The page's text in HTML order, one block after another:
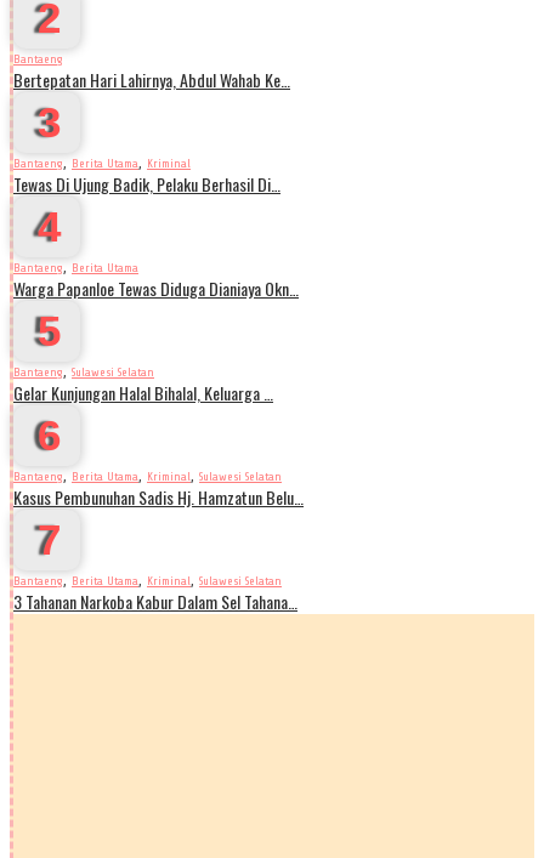
2
Bantaeng
Bertepatan Hari Lahirnya, Abdul Wahab Ke…
3
Bantaeng, Berita Utama, Kriminal
Tewas Di Ujung Badik, Pelaku Berhasil Di…
4
Bantaeng, Berita Utama
Warga Papanloe Tewas Diduga Dianiaya Okn…
5
Bantaeng, Sulawesi Selatan
Gelar Kunjungan Halal Bihalal, Keluarga …
6
Bantaeng, Berita Utama, Kriminal, Sulawesi Selatan
Kasus Pembunuhan Sadis Hj. Hamzatun Belu…
7
Bantaeng, Berita Utama, Kriminal, Sulawesi Selatan
3 Tahanan Narkoba Kabur Dalam Sel Tahana…